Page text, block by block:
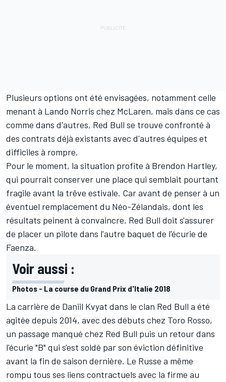
Plusieurs options ont été envisagées, notamment celle
menant à Lando Norris chez McLaren, mais dans ce cas
comme dans d'autres, Red Bull se trouve confronté à
des contrats déjà existants avec d'autres équipes et
difficiles à rompre.
Pour le moment, la situation profite à Brendon Hartley,
qui pourrait conserver une place qui semblait pourtant
fragile avant la trêve estivale. Car avant de penser à un
éventuel remplacement du Néo-Zélandais, dont les
résultats peinent à convaincre, Red Bull doit s'assurer
de placer un pilote dans l'autre baquet de l'écurie de
Faenza.
Voir aussi :
Photos - La course du Grand Prix d'Italie 2018
La carrière de Daniil Kvyat dans le clan Red Bull a été
agitée depuis 2014, avec des débuts chez Toro Rosso,
un passage manqué chez Red Bull puis un retour dans
l'écurie "B" qui s'est soldé par son éviction définitive
avant la fin de saison dernière. Le Russe a même
rompu tous ses liens contractuels avec la firme au